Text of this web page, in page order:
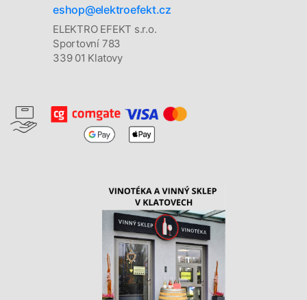
eshop@elektroefekt.cz
ELEKTRO EFEKT s.r.o.
Sportovní 783
339 01 Klatovy